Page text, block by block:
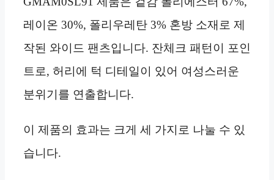
레이온 30%, 폴리우레탄 3% 혼방 소재로 제
작된 와이드 팬츠입니다. 잔체크 패턴이 포인
트로, 허리에 턱 디테일이 있어 여성스러운
분위기를 연출합니다.
이 제품의 효과는 크게 세 가지로 나눌 수 있
습니다.